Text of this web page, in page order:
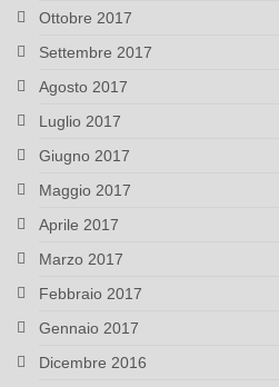
Ottobre 2017
Settembre 2017
Agosto 2017
Luglio 2017
Giugno 2017
Maggio 2017
Aprile 2017
Marzo 2017
Febbraio 2017
Gennaio 2017
Dicembre 2016